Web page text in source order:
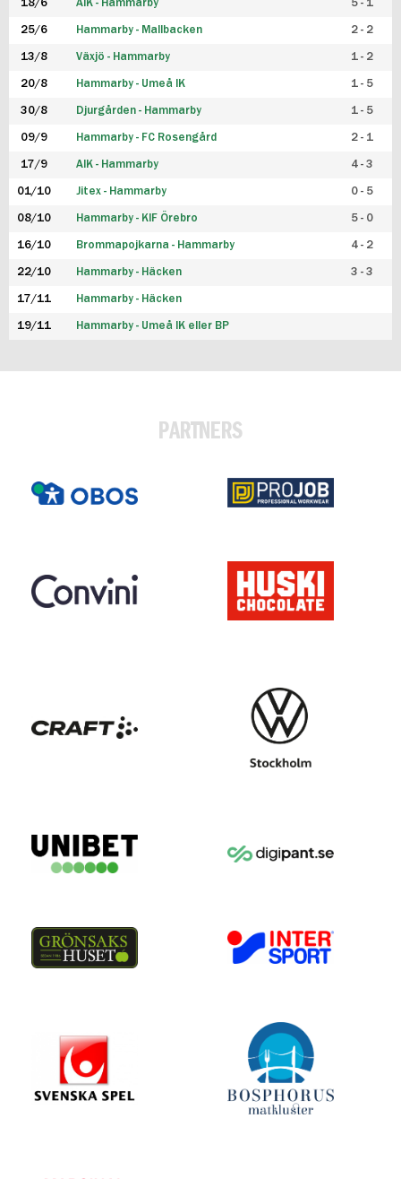
18/6 AIK - Hammarby 5 - 1
25/6 Hammarby - Mallbacken 2 - 2
13/8 Växjö - Hammarby 1 - 2
20/8 Hammarby - Umeå IK 1 - 5
30/8 Djurgården - Hammarby 1 - 5
09/9 Hammarby - FC Rosengård 2 - 1
17/9 AIK - Hammarby 4 - 3
01/10 Jitex - Hammarby 0 - 5
08/10 Hammarby - KIF Örebro 5 - 0
16/10 Brommapojkarna - Hammarby 4 - 2
22/10 Hammarby - Häcken 3 - 3
17/11 Hammarby - Häcken
19/11 Hammarby - Umeå IK eller BP
PARTNERS